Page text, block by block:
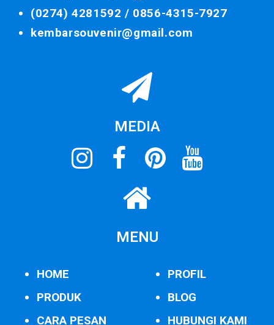
(0274) 4281592 / 0856-4315-7927
kembarsouvenir@gmail.com
MEDIA
MENU
HOME
PRODUK
CARA PESAN
PROFIL
BLOG
HUBUNGI KAMI